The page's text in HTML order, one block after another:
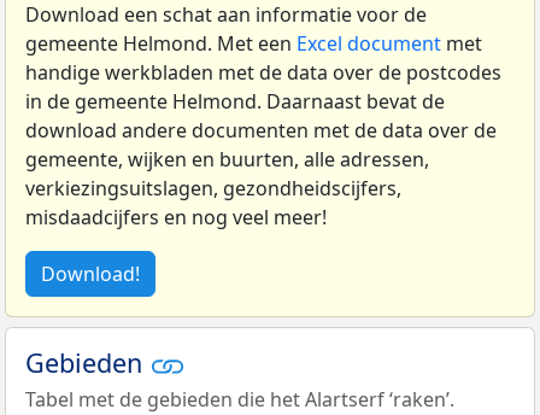
Download een schat aan informatie voor de
gemeente Helmond. Met een Excel document met
handige werkbladen met de data over de postcodes
in de gemeente Helmond. Daarnaast bevat de
download andere documenten met de data over de
gemeente, wijken en buurten, alle adressen,
verkiezingsuitslagen, gezondheidscijfers,
misdaadcijfers en nog veel meer!
Download!
Gebieden
Tabel met de gebieden die het Alartserf ‘raken’.